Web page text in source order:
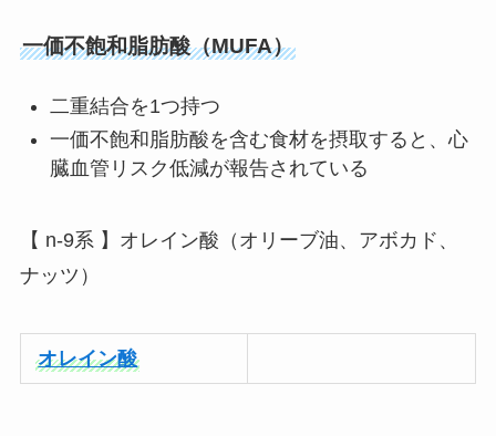
一価不飽和脂肪酸（MUFA）
二重結合を1つ持つ
一価不飽和脂肪酸を含む食材を摂取すると、心
臓血管リスク低減が報告されている
【 n-9系 】オレイン酸（オリーブ油、アボカド、
ナッツ）
オレイン酸